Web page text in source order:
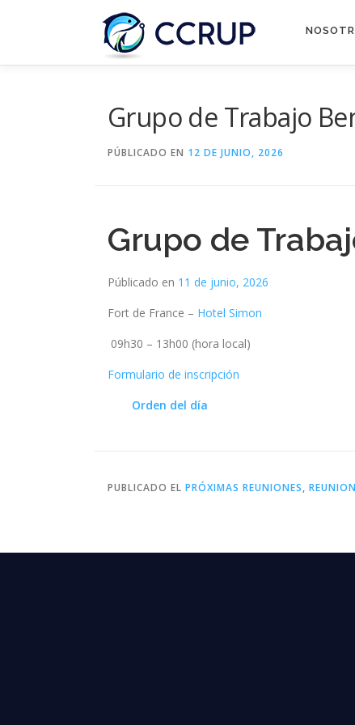
Grupo de Trabajo
PÚBLICADO EN 12 DE JUNIO, 2026
Grupo de
Públicado en 11 de junio, 2026
Fort de France – Hotel Simon
09h30 – 13h00 (hora local)
Formulario de inscripción
Orden del día
PUBLICADO EL PRÓXIMAS REUNIONES,